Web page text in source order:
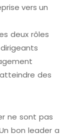
vers un
deux rôles
des
ne sont pas
bon leader a